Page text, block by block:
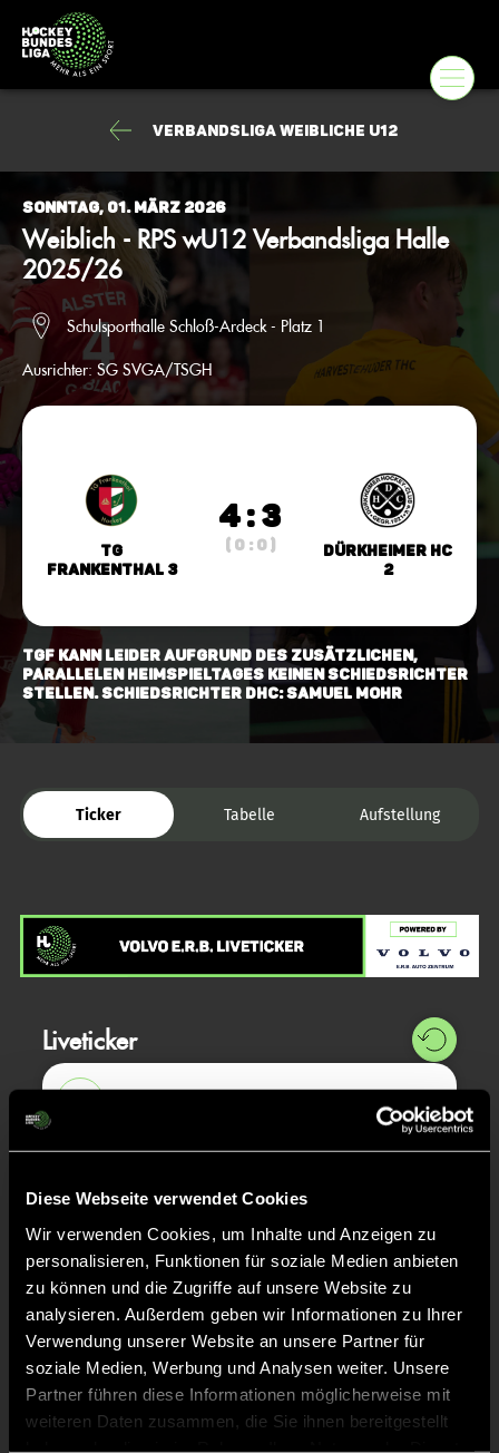
Diese Webseite verwendet Cookies
Wir verwenden Cookies, um Inhalte und Anzeigen zu
personalisieren, Funktionen für soziale Medien anbieten
zu können und die Zugriffe auf unsere Website zu
analysieren. Außerdem geben wir Informationen zu Ihrer
Verwendung unserer Website an unsere Partner für
soziale Medien, Werbung und Analysen weiter. Unsere
Partner führen diese Informationen möglicherweise mit
weiteren Daten zusammen, die Sie ihnen bereitgestellt
Verbandsliga weibliche U12
Sonntag, 01. März 2026
Weiblich - RPS wU12 Verbandsliga Halle
2025/26
Schulsporthalle Schloß-Ardeck - Platz 1
Ausrichter: SG SVGA/TSGH
TG
Frankenthal 3
4 : 3
( 0 : 0 )
Dürkheimer HC
2
TGF kann leider aufgrund des zusätzlichen,
parallelen Heimspieltages keinen Schiedsrichter
stellen. Schiedsrichter DHC: Samuel Mohr
Ticker Tabelle Aufstellung
Liveticker
14' TOR 4:3, FELDTOR
13' TOR 3:3, FELDTOR
13' TOR 3:2, FELDTOR